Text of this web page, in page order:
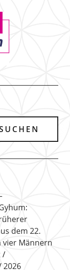
dem 22.
vier Männern
2026